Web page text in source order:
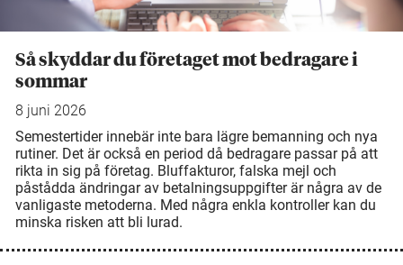
Så skyddar du företaget mot bedragare i
sommar
8 juni 2026
Semestertider innebär inte bara lägre bemanning och nya
rutiner. Det är också en period då bedragare passar på att
rikta in sig på företag. Bluffakturor, falska mejl och
påstådda ändringar av betalningsuppgifter är några av de
vanligaste metoderna. Med några enkla kontroller kan du
minska risken att bli lurad.